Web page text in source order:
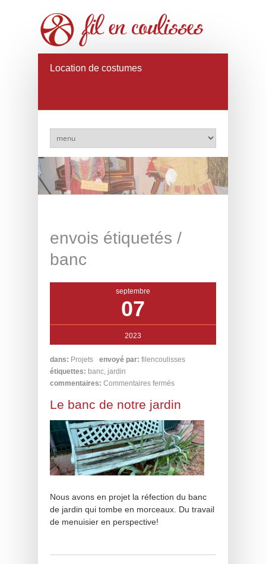
Location de costumes
envois étiquetés /
banc
septembre
07
2023
dans: Projets envoyé par: filencoulisses
étiquettes: banc, jardin
commentaires: Commentaires fermés
Le banc de notre jardin
Nous avons en projet la réfection du banc
de jardin qui tombe en morceaux. Du travail
de menuisier en perspective!